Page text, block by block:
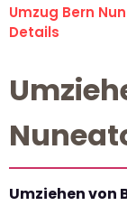
Umzug Bern
Details
Umziehen von